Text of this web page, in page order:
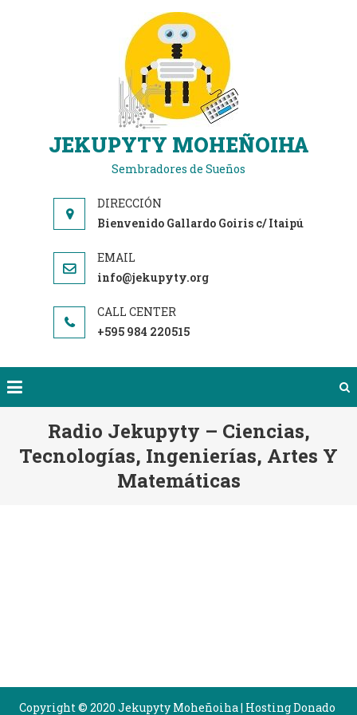
JEKUPYTY MOHEÑOIHA
Sembradores de Sueños
Bienvenido Gallardo Goiris c/ Itaipú
info@jekupyty.org
+595 984 220515
Radio Jekupyty – Ciencias,
Tecnologías, Ingenierías, Artes Y
Matemáticas
Copyright © 2020 Jekupyty Moheñoiha| Hosting Donado